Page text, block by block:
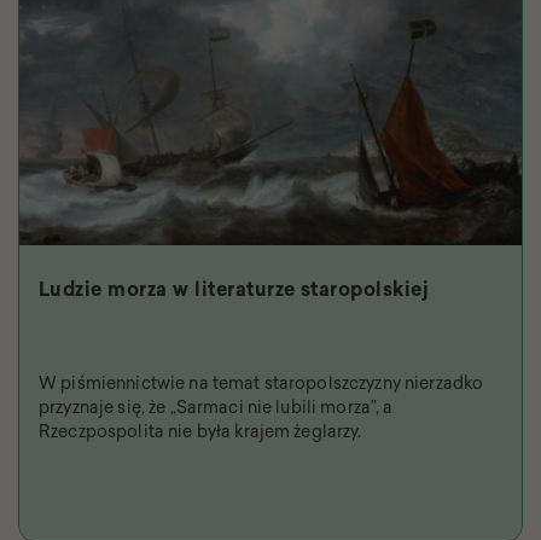
Ludzie morza w literaturze staropolskiej
W piśmiennictwie na temat staropolszczyzny nierzadko
przyznaje się, że „Sarmaci nie lubili morza”, a
Rzeczpospolita nie była krajem żeglarzy.